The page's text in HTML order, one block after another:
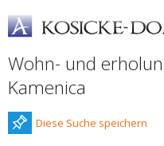
Wohn- und
Kamenica
Diese Suche speichern